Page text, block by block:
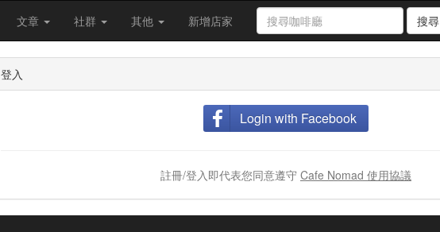
文章 社群 其他 新增店家 搜尋
登入
Login with Facebook
註冊/登入即代表您同意遵守 Cafe Nomad 使用協議